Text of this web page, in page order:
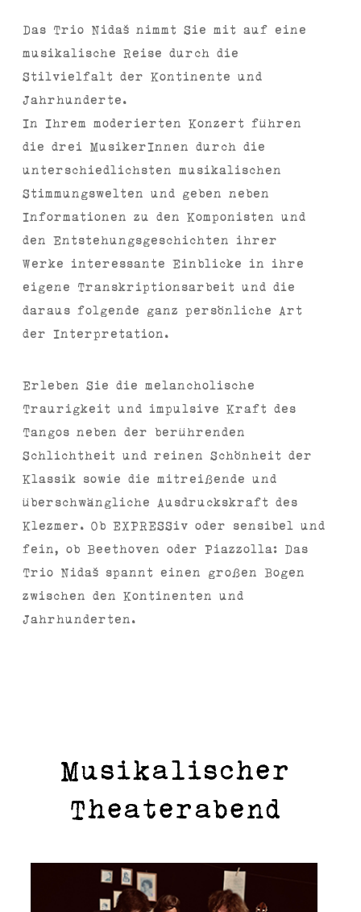
Das Trio Nidaš nimmt Sie mit auf eine
musikalische Reise durch die
Stilvielfalt der Kontinente und
Jahrhunderte.
In Ihrem moderierten Konzert führen
die drei MusikerInnen durch die
unterschiedlichsten musikalischen
Stimmungswelten und geben neben
Informationen zu den Komponisten und
den Entstehungsgeschichten ihrer
Werke interessante Einblicke in ihre
eigene Transkriptionsarbeit und die
daraus folgende ganz persönliche Art
der Interpretation.
Erleben Sie die melancholische
Traurigkeit und impulsive Kraft des
Tangos neben der berührenden
Schlichtheit und reinen Schönheit der
Klassik sowie die mitreißende und
überschwängliche Ausdruckskraft des
Klezmer. Ob EXPRESSiv oder sensibel und
fein, ob Beethoven oder Piazzolla: Das
Trio Nidaš spannt einen großen Bogen
zwischen den Kontinenten und
Jahrhunderten.
Musikalischer
Theaterabend